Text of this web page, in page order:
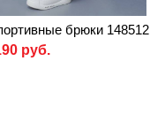
брюки 148512
руб.